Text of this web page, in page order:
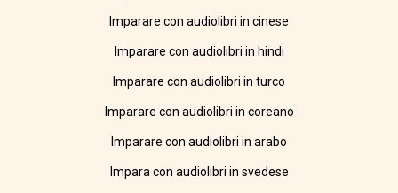
Imparare con audiolibri in cinese
Imparare con audiolibri in hindi
Imparare con audiolibri in turco
Imparare con audiolibri in coreano
Imparare con audiolibri in arabo
Impara con audiolibri in svedese